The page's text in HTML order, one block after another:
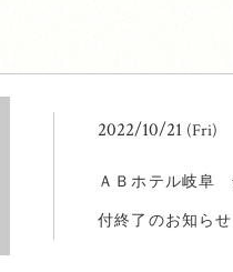
2022/10/21 (Fri)
ＡＢホテル岐阜
付終了のお知らせ